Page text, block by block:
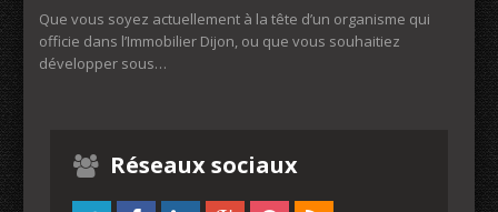
Que vous soyez actuellement à la tête d’un organisme qui
officie dans l’Immobilier Dijon, ou que vous souhaitiez
développer sous…
Réseaux sociaux